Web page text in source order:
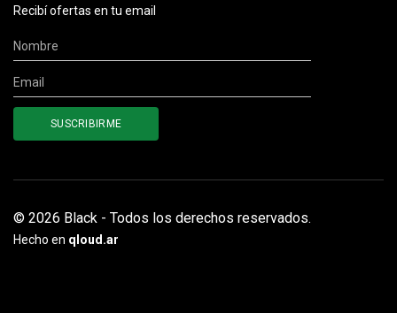
Recibí ofertas en tu email
© 2026 Black - Todos los derechos reservados.
Hecho en qloud.ar